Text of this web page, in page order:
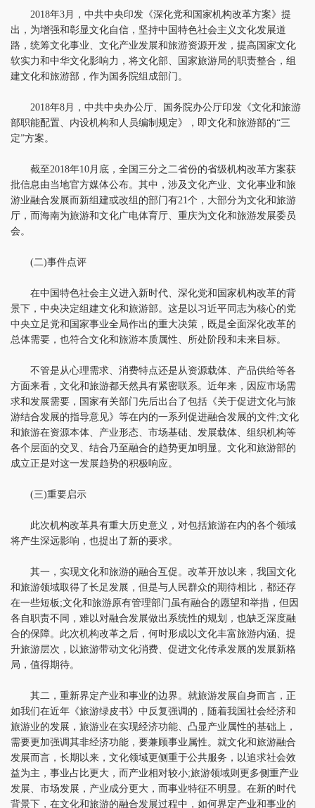
2018年3月，中共中央印发《深化党和国家机构改革方案》提
出，为增强和彰显文化自信，坚持中国特色社会主义文化发展道
路，统筹文化事业、文化产业发展和旅游资源开发，提高国家文化
软实力和中华文化影响力，将文化部、国家旅游局的职责整合，组
建文化和旅游部，作为国务院组成部门。
2018年8月，中共中央办公厅、国务院办公厅印发《文化和旅游
部职能配置、内设机构和人员编制规定》，即文化和旅游部的“三
定”方案。
截至2018年10月底，全国三分之二省份的省级机构改革方案获
批信息由当地官方媒体公布。其中，涉及文化产业、文化事业和旅
游业融合发展而新组建或改组的部门有21个，大部分为文化和旅游
厅，而海南为旅游和文化广电体育厅、重庆为文化和旅游发展委员
会。
(二)事件点评
在中国特色社会主义进入新时代、深化党和国家机构改革的背
景下，中央决定组建文化和旅游部。这是以习近平同志为核心的党
中央立足党和国家事业全局作出的重大决策，既是全面深化改革的
总体需要，也符合文化和旅游本质属性、所处阶段和未来目标。
不管是从心理需求、消费特点还是从资源载体、产品供给等各
方面来看，文化和旅游都天然具有紧密联系。近年来，因应市场需
求和发展需要，国家有关部门先后出台了包括《关于促进文化与旅
游结合发展的指导意见》等在内的一系列促进融合发展的文件;文化
和旅游在资源本体、产业形态、市场基础、发展载体、组织机构等
各个层面的交叉、结合乃至融合的趋势更加明显。文化和旅游部的
成立正是对这一发展趋势的积极响应。
(三)重要启示
此次机构改革具有重大历史意义，对包括旅游在内的各个领域
将产生深远影响，也提出了新的要求。
其一，实现文化和旅游的融合互促。改革开放以来，我国文化
和旅游领域取得了长足发展，但是与人民群众的期待相比，都还存
在一些短板;文化和旅游原有管理部门虽有融合的愿望和举措，但因
各自职责不同，难以对融合发展做出系统性的规划，也缺乏深度融
合的保障。此次机构改革之后，何时形成以文化丰富旅游内涵、提
升旅游层次，以旅游带动文化消费、促进文化传承发展的发展新格
局，值得期待。
其二，重新界定产业和事业的边界。就旅游发展自身而言，正
如我们在近年《旅游绿皮书》中反复强调的，随着我国社会经济和
旅游业的发展，旅游业在实现经济功能、凸显产业属性的基础上，
需要更加强调其非经济功能，要兼顾事业属性。就文化和旅游融合
发展而言，长期以来，文化领域更侧重于公共服务，以追求社会效
益为主，事业占比更大，而产业相对较小;旅游领域则更多侧重产业
发展、市场发展，产业成分更大，而事业特征不明显。在新的时代
背景下，在文化和旅游的融合发展过程中，如何界定产业和事业的